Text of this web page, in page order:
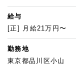
給与
[正] 月給21万円〜
勤務地
東京都品川区小山